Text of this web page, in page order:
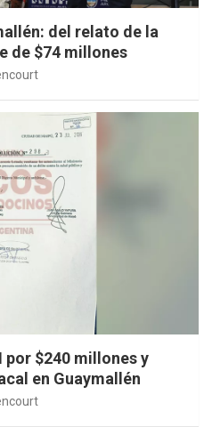
del relato de la
de $74 millones
por $240 millones y
en Guaymallén